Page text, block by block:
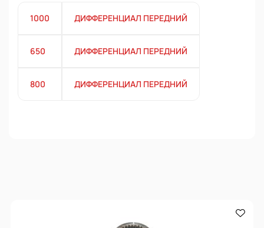
1000 ДИФФЕРЕНЦИАЛ ПЕРЕДНИЙ
650 ДИФФЕРЕНЦИАЛ ПЕРЕДНИЙ
800 ДИФФЕРЕНЦИАЛ ПЕРЕДНИЙ